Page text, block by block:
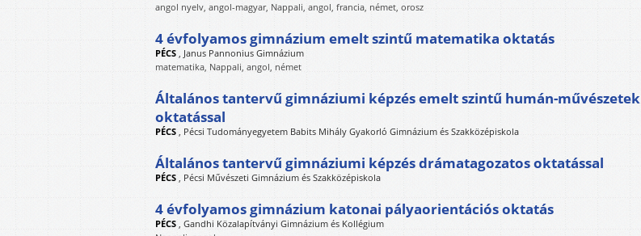
angol nyelv, angol-magyar, Nappali, angol, francia, német, orosz
4 évfolyamos gimnázium emelt szintű matematika oktatás
PÉCS , Janus Pannonius Gimnázium
matematika, Nappali, angol, német
Általános tantervű gimnáziumi képzés emelt szintű humán-művészetek
oktatással
PÉCS , Pécsi Tudományegyetem Babits Mihály Gyakorló Gimnázium és Szakközépiskola
Általános tantervű gimnáziumi képzés drámatagozatos oktatással
PÉCS , Pécsi Művészeti Gimnázium és Szakközépiskola
4 évfolyamos gimnázium katonai pályaorientációs oktatás
PÉCS , Gandhi Közalapítványi Gimnázium és Kollégium